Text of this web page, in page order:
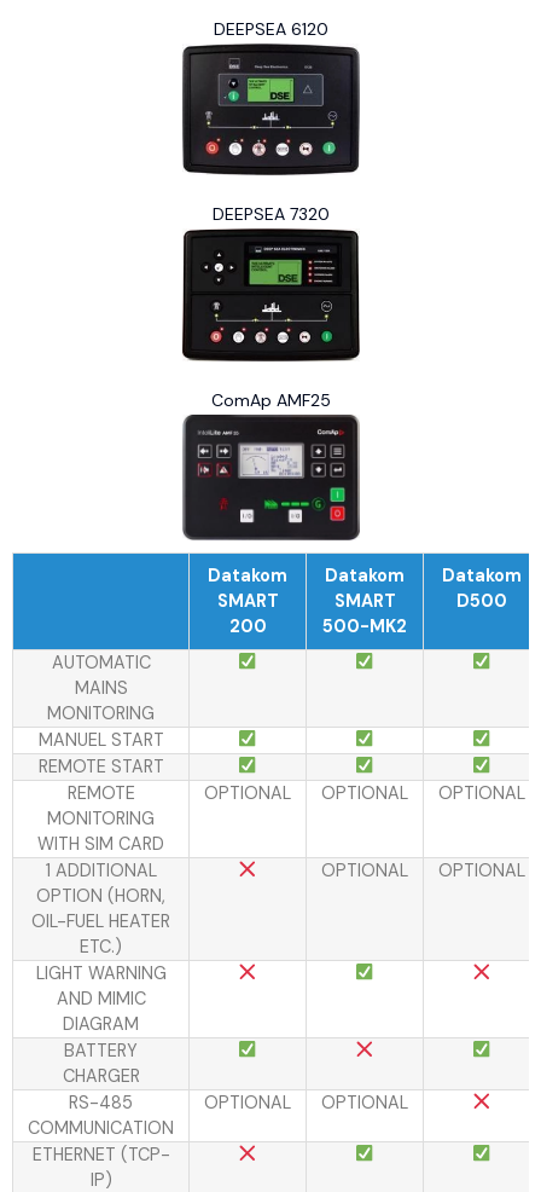
DEEPSEA 6120
DEEPSEA 7320
ComAp AMF25
Datakom
SMART
200
Datakom
SMART
500-MK2
Datakom
D500
AUTOMATIC
MAINS
MONITORING
MANUEL START
REMOTE START
REMOTE
MONITORING
WITH SIM CARD
OPTIONAL OPTIONAL OPTIONAL
1 ADDITIONAL
OPTION (HORN,
OIL-FUEL HEATER
ETC.)
OPTIONAL OPTIONAL
LIGHT WARNING
AND MIMIC
DIAGRAM
BATTERY
CHARGER
RS-485
COMMUNICATION
OPTIONAL OPTIONAL
ETHERNET (TCP-
IP)